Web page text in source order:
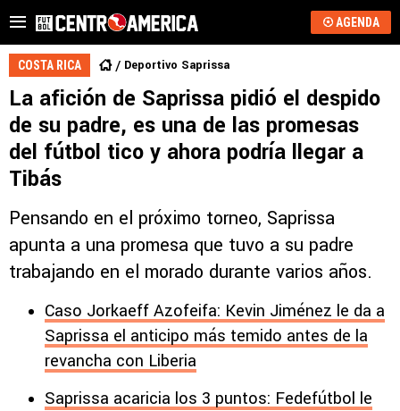
AGENDA
COSTA RICA Deportivo Saprissa
La afición de Saprissa pidió el despido
de su padre, es una de las promesas
del fútbol tico y ahora podría llegar a
Tibás
Pensando en el próximo torneo, Saprissa
apunta a una promesa que tuvo a su padre
trabajando en el morado durante varios años.
Caso Jorkaeff Azofeifa: Kevin Jiménez le da a
Saprissa el anticipo más temido antes de la
revancha con Liberia
Saprissa acaricia los 3 puntos: Fedefútbol le